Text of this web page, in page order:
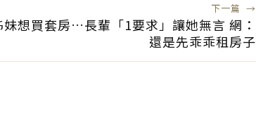
下一篇 →
妹想買套房…長輩「1要求」讓她無言 網：
還是先乖乖租房子